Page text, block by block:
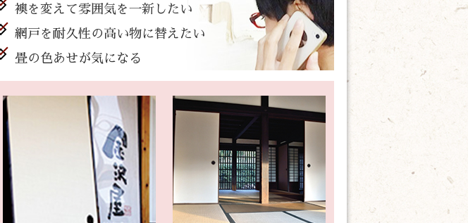
襖を変えて雰囲気を一新したい
網戸を耐久性の高い物に替えたい
畳の色あせが気になる